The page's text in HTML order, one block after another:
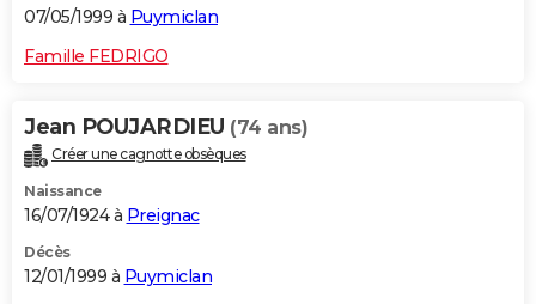
07/05/1999 à Puymiclan
Famille FEDRIGO
Jean POUJARDIEU (74 ans)
Créer une cagnotte obsèques
Naissance
16/07/1924 à Preignac
Décès
12/01/1999 à Puymiclan